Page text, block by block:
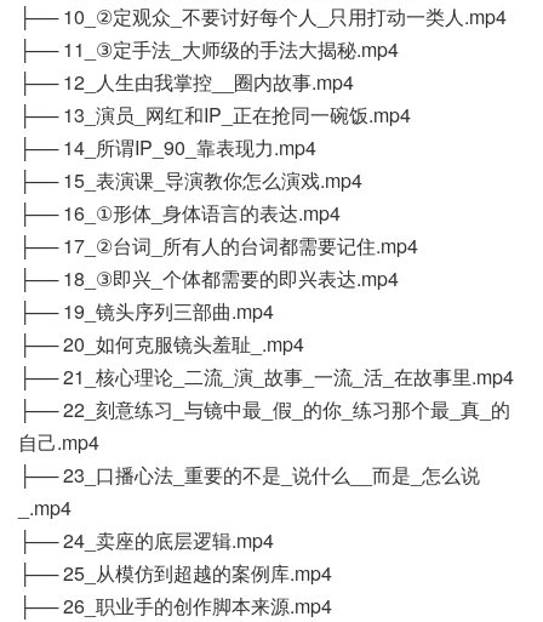
├── 10_②定观众_不要讨好每个人_只用打动一类人.mp4
├── 11_③定手法_大师级的手法大揭秘.mp4
├── 12_人生由我掌控__圈内故事.mp4
├── 13_演员_网红和IP_正在抢同一碗饭.mp4
├── 14_所谓IP_90_靠表现力.mp4
├── 15_表演课_导演教你怎么演戏.mp4
├── 16_①形体_身体语言的表达.mp4
├── 17_②台词_所有人的台词都需要记住.mp4
├── 18_③即兴_个体都需要的即兴表达.mp4
├── 19_镜头序列三部曲.mp4
├── 20_如何克服镜头羞耻_.mp4
├── 21_核心理论_二流_演_故事_一流_活_在故事里.mp4
├── 22_刻意练习_与镜中最_假_的你_练习那个最_真_的
自己.mp4
├── 23_口播心法_重要的不是_说什么__而是_怎么说
_.mp4
├── 24_卖座的底层逻辑.mp4
├── 25_从模仿到超越的案例库.mp4
├── 26_职业手的创作脚本来源.mp4